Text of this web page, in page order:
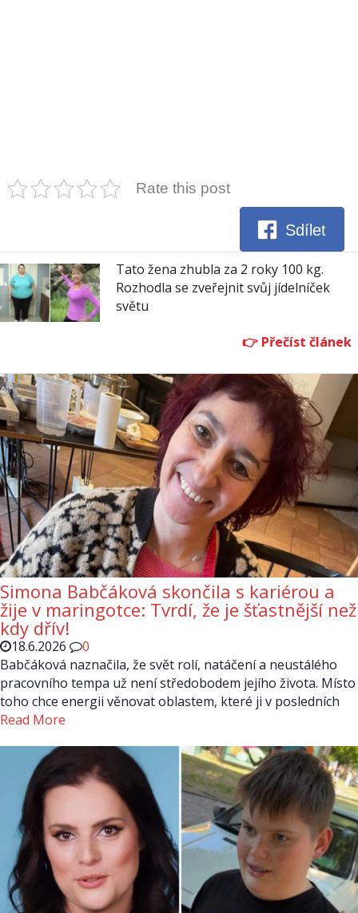
Rate this post
Sdílet
Tato žena zhubla za 2 roky 100 kg.
Rozhodla se zveřejnit svůj jídelníček
světu
Simona Babčáková skončila s kariérou a
žije v maringotce: Tvrdí, že je šťastnější než
kdy dřív!
18.6.2026
0
Babčáková naznačila, že svět rolí, natáčení a neustálého
pracovního tempa už není středobodem jejího života. Místo
toho chce energii věnovat oblastem, které ji v posledních
Read More